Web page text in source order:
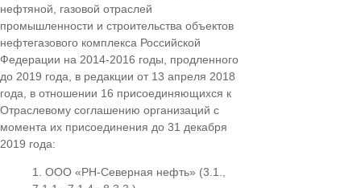
нефтяной, газовой отраслей
промышленности и строительства объектов
нефтегазового комплекса Российской
Федерации на 2014-2016 годы, продленного
до 2019 года, в редакции от 13 апреля 2018
года, в отношении 16 присоединяющихся к
Отраслевому соглашению организаций с
момента их присоединения до 31 декабря
2019 года:
ООО «РН-Северная нефть» (3.1.,